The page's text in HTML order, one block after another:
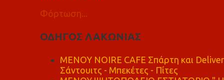
Φόρτωση...
ΟΔΗΓΟΣ ΛΑΚΩΝΙΑΣ
MENOY NOIRE CAFE Σπάρτη και
Σάντουιτς - Μπεκέτες - Πίτες